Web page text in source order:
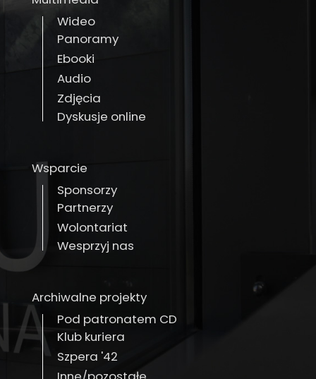
Wideo
Panoramy
Ebooki
Audio
Zdjęcia
Dyskusje online
Wsparcie
Sponsorzy
Partnerzy
Wolontariat
Wesprzyj nas
Archiwalne projekty
Pod patronatem CD
Klub kuriera
Szpera '42